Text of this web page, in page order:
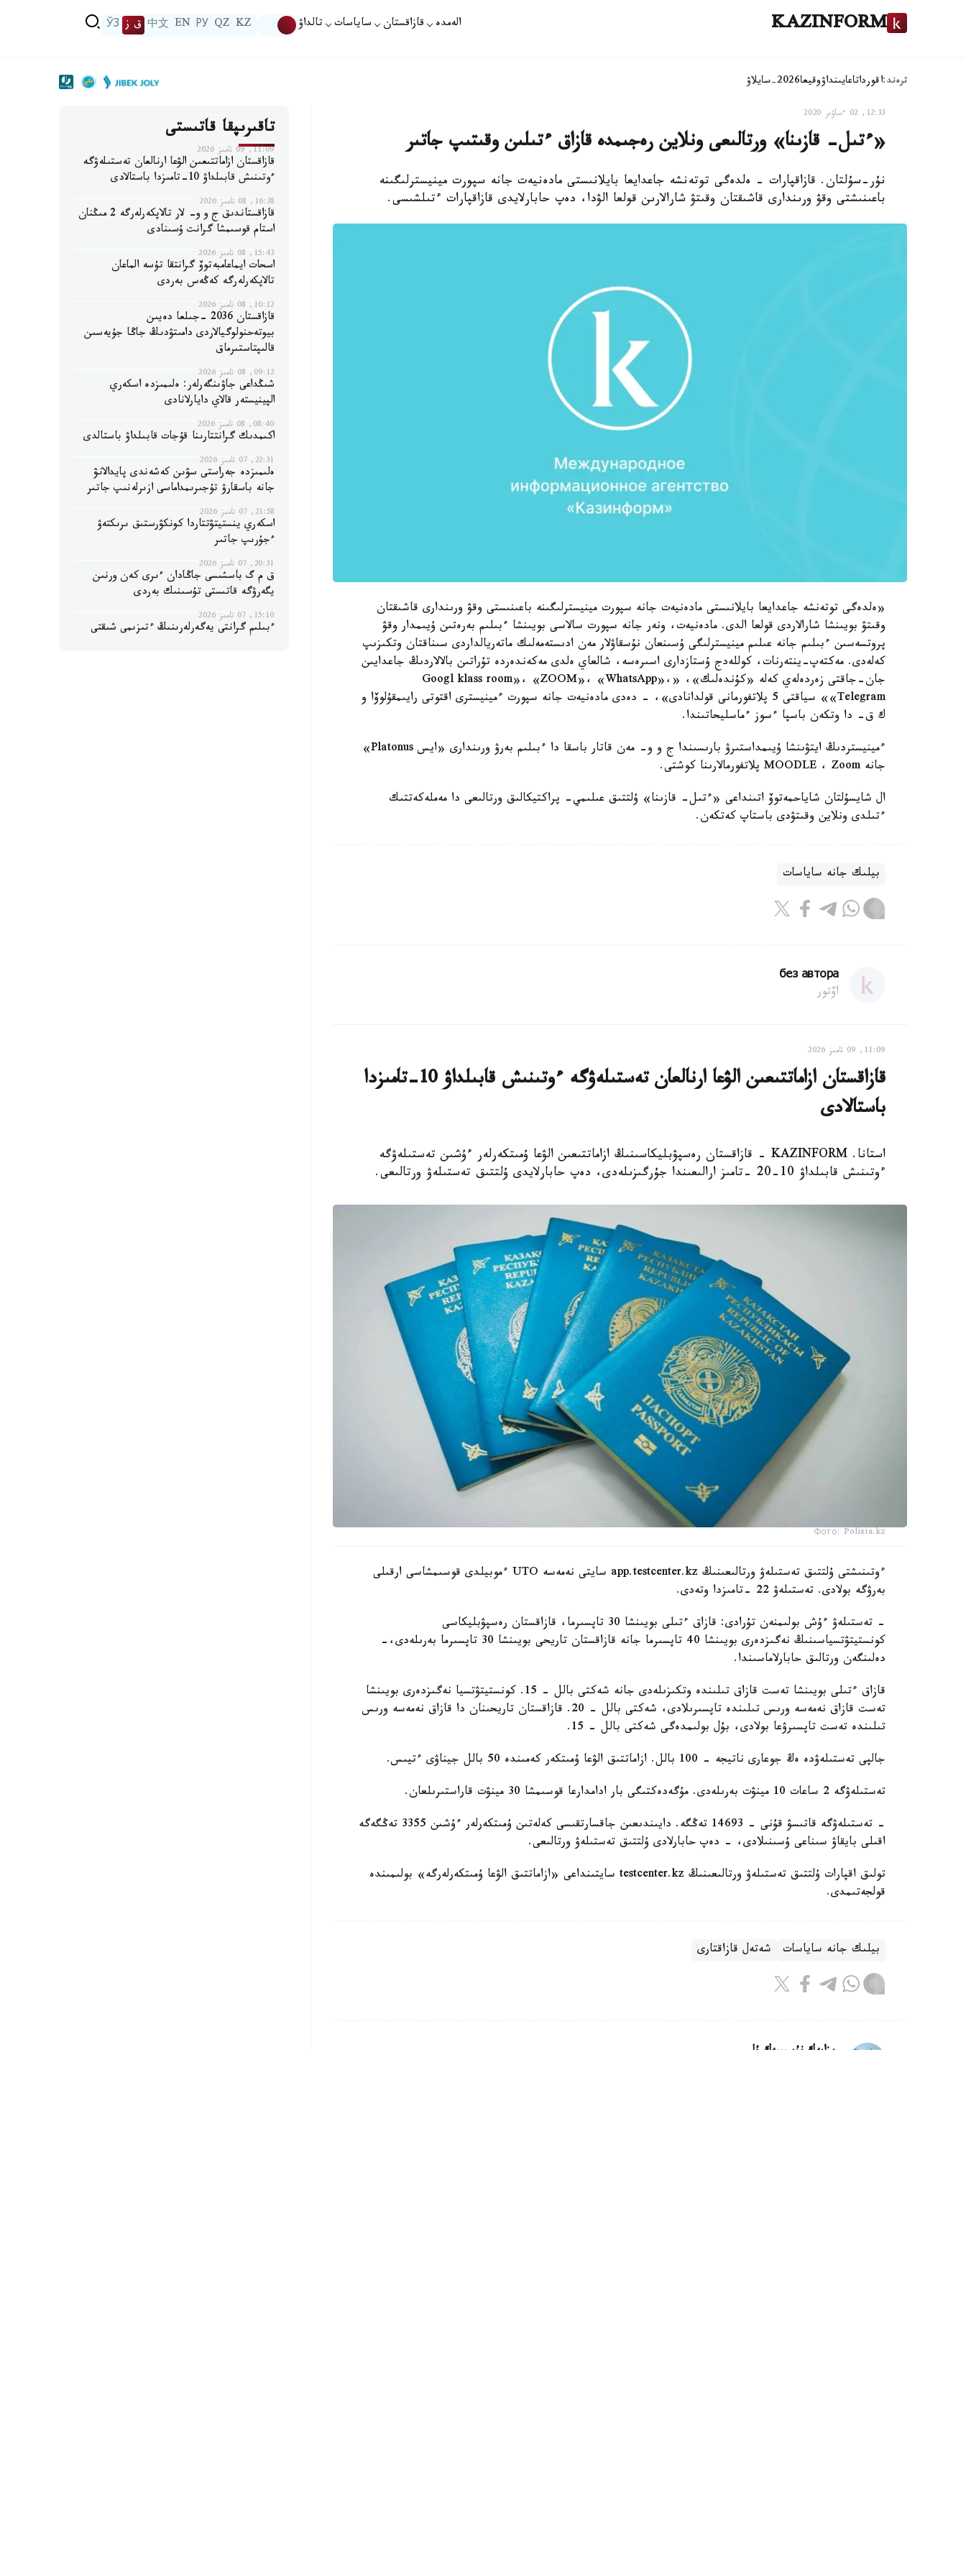
KAZINFORM الەمدە قازاقستان ساياسات تالداۋ KZ
QZ
РУ
EN
中文 ق ز ЎЗ
ترەند:اقورداتاعايىنداۋوقيعا2026-سايلاۋ
12:33, 02 ءساۋىر 2020
«ءتىل- قازىنا» ورتالىعى ونلاين رەجىمدە قازاق ءتىلىن وقىتىپ جاتىر
نۇر-سۇلتان. قازاقپارات - ەلدەگى توتەنشە جاعدايعا بايلانىستى مادەنيەت جانە سپورت مينيسترلىگىنە
باعىنىشتى وقۋ ورىندارى قاشىقتان وقىتۋ شارالارىن قولعا الۋدا، دەپ حابارلايدى قازاقپارات ءتىلشىسى.
«ەلدەگى توتەنشە جاعدايعا بايلانىستى مادەنيەت جانە سپورت مينيسترلىگىنە باعىنىستى وقۋ ورىندارى قاشىقتان
وقىتۋ بويىنشا شارالاردى قولعا الدى. مادەنيەت، ونەر جانە سپورت سالاسى بويىنشا ءبىلىم بەرەتىن ۇيىمدار وقۋ
پروتسەسىن ءبىلىم جانە عىلىم مينيسترلىگى ۇسىنعان نۇسقاۋلار مەن ادىستەمەلىك ماتەريالداردى سىناقتان وتكىزىپ
كەلەدى. مەكتەپ-ينتەرنات، كوللەدج ۇستازدارى اسىرەسە، شالعاي ەلدى مەكەندەردە تۇراتىن بالالاردىڭ جاعدايىن
جان-جاقتى زەردەلەي كەلە «كۇندەلىك»، «Googl klass room»، «ZOOM»، «WhatsApp»،
«Telegram» سياقتى 5 پلاتفورمانى قولدانادى»، - دەدى مادەنيەت جانە سپورت ءمينيسترى اقتوتى رايىمقۇلوۆا و
ك ق- دا وتكەن باسپا ءسوز ءماسليحاتىندا.
ءمينيستردىڭ ايتۋىنشا ۇيىمداستىرۋ بارىسىندا ج و و- مەن قاتار باسقا دا ءبىلىم بەرۋ ورىندارى «ايس Platonus»
جانە MOODLE ، Zoom پلاتفورمالارىنا كوشتى.
ال شايسۇلتان شاياحمەتوۆ اتىنداعى «ءتىل- قازىنا» ۇلتتىق عىلىمي- پراكتيكالىق ورتالىعى دا مەملەكەتتىك
ءتىلدى ونلاين وقىتۋدى باستاپ كەتكەن.
بيلىك جانە ساياسات
без автора
اۆتور
11:09, 09 تامىز 2026
قازاقستان ازاماتتىعىن الۋعا ارنالعان تەستىلەۋگە ءوتىنىش قابىلداۋ 10-تامىزدا
باستالادى
استانا. KAZINFORM - قازاقستان رەسپۋبليكاسىنىڭ ازاماتتىعىن الۋعا ۇمىتكەرلەر ءۇشىن تەستىلەۋگە
ءوتىنىش قابىلداۋ 10-20 -تامىز ارالىعىندا جۇرگىزىلەدى، دەپ حابارلايدى ۇلتتىق تەستىلەۋ ورتالىعى.
Фото: Polisia.kz
ءوتىنىشتى ۇلتتىق تەستىلەۋ ورتالىعىنىڭ app.testcenter.kz سايتى نەمەسە UTO ءموبيلدى قوسىمشاسى ارقىلى
بەرۋگە بولادى. تەستىلەۋ 22 -تامىزدا وتەدى.
- تەستىلەۋ ءۇش بولىمنەن تۇرادى: قازاق ءتىلى بويىنشا 30 تاپسىرما، قازاقستان رەسپۋبليكاسى
كونستيتۋتسياسىنىڭ نەگىزدەرى بويىنشا 40 تاپسىرما جانە قازاقستان تاريحى بويىنشا 30 تاپسىرما بەرىلەدى،-
دەلىنگەن ورتالىق حابارلاماسىندا.
قازاق ءتىلى بويىنشا تەست قازاق تىلىندە وتكىزىلەدى جانە شەكتى بالل - 15. كونستيتۋتسيا نەگىزدەرى بويىنشا
تەست قازاق نەمەسە ورىس تىلىندە تاپسىرىلادى، شەكتى بالل - 20. قازاقستان تاريحىنان دا قازاق نەمەسە ورىس
تىلىندە تەست تاپسىرۋعا بولادى، بۇل بولىمدەگى شەكتى بالل - 15.
جالپى تەستىلەۋدە ەڭ جوعارى ناتيجە - 100 بالل. ازاماتتىق الۋعا ۇمىتكەر كەمىندە 50 بالل جيناۋى ءتيىس.
تەستىلەۋگە 2 ساعات 10 مينۋت بەرىلەدى. مۇگەدەكتىگى بار ادامدارعا قوسىمشا 30 مينۋت قاراستىرىلعان.
- تەستىلەۋگە قاتىسۋ قۇنى - 14693 تەڭگە. دايىندىعىن جاقسارتقىسى كەلەتىن ۇمىتكەرلەر ءۇشىن 3355 تەڭگەگە
اقىلى بايقاۋ سىناعى ۇسىنىلادى، - دەپ حابارلادى ۇلتتىق تەستىلەۋ ورتالىعى.
تولىق اقپارات ۇلتتىق تەستىلەۋ ورتالىعىنىڭ testcenter.kz سايتىنداعى «ازاماتتىق الۋعا ۇمىتكەرلەرگە» بولىمىندە
قولجەتىمدى.
بيلىك جانە ساياسات شەتەل قازاقتارى
ريزابەك نۇسىپبەك ۇلى
تاقىرىپقا قاتىستى
11:09, 09 تامىز 2026
قازاقستان ازاماتتىعىن الۋعا ارنالعان تەستىلەۋگە
ءوتىنىش قابىلداۋ 10-تامىزدا باستالادى
16:38, 08 تامىز 2026
قازاقستاندىق ج و و- لار تالاپكەرلەرگە 2 مىڭنان
استام قوسىمشا گرانت ۇسىنادى
15:43, 08 تامىز 2026
اسحات ايماعامبەتوۆ گرانتقا تۇسە الماعان
تالاپكەرلەرگە كەڭەس بەردى
10:12, 08 تامىز 2026
قازاقستان 2036 -جىلعا دەيىن
بيوتەحنولوگيالاردى دامىتۋدىڭ جاڭا جۇيەسىن
قالىپتاستىرماق
09:12, 08 تامىز 2026
شىڭداعى جاۋىنگەرلەر: ەلىمىزدە اسكەري
الپينيستەر قالاي دايارلانادى
08:40, 08 تامىز 2026
اكىمدىك گرانتتارىنا قۇجات قابىلداۋ باستالدى
22:31, 07 تامىز 2026
ەلىمىزدە جەراستى سۋىن كەشەندى پايدالانۋ
جانە باسقارۋ تۇجىرىمداماسى ازىرلەنىپ جاتىر
21:58, 07 تامىز 2026
اسكەري ينستيتۋتتاردا كونكۋرستىق ىرىكتەۋ
ءجۇرىپ جاتىر
20:31, 07 تامىز 2026
ق م گ باسشىسى جاڭادان ءىرى كەن ورنىن
يگەرۋگە قاتىستى تۇسىنىك بەردى
15:10, 07 تامىز 2026
ءبىلىم گرانتى يەگەرلەرىنىڭ ءتىزىمى شىقتى